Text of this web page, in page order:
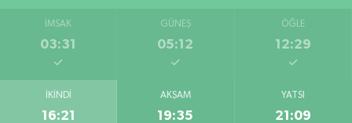
İMSAK
03:31
GÜNEŞ
05:12
ÖĞLE
12:29
İKINDI
16:21
AKŞAM
19:35
YATSI
21:09